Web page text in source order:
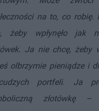
na to, co robię.
żeby wpłynęło jak
Ja nie chcę, żeby
olbrzymie pieniądze i
portfeli. Ja
złotówkę–